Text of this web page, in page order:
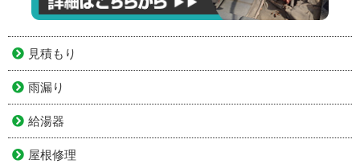
見積もり
雨漏り
給湯器
屋根修理